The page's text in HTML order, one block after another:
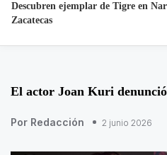
Galilea Montijo celebra estar entre
El actor Joan Kuri
Por Redacción 2 junio 2026